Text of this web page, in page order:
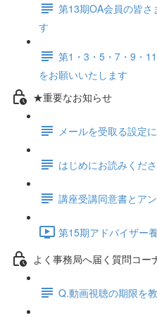
第13期OA会員の皆さ
す
第1・3・5・7・9・
をお願いいたします
★重要なお知らせ
メールを受取る設定
はじめにお読みくだ
講座受講同意書とア
第15期アドバイザー
よく事務局へ届く質問コー
Q.動画視聴の期限を